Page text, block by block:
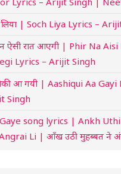
| Soch Liya Lyrics –
ऐसी रात आएगी | Phir Na Aisi
Lyrics – Arijit Singh
आ गयी | Aashiqui Aa Gayi
Singh
song lyrics | Ankh
Li | आँख उठी मुहब्बत ने